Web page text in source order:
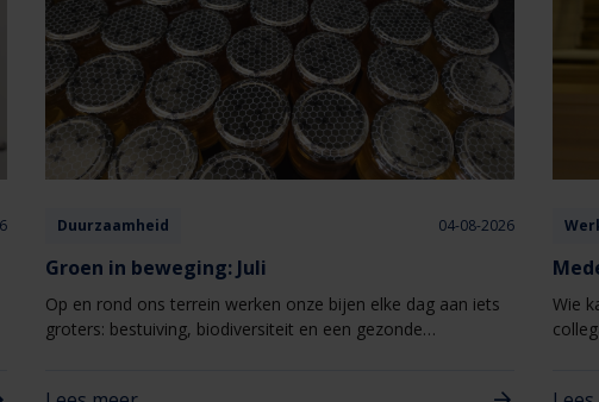
Duurzaamheid 04-08-2026
Groen in beweging: Juli
Op en rond ons terrein werken onze bijen elke dag aan iets
groters: bestuiving, biodiversiteit en een gezonde
Wie